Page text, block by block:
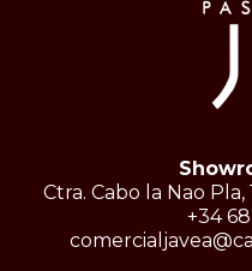
Ctra. Cabo la Nao
+34